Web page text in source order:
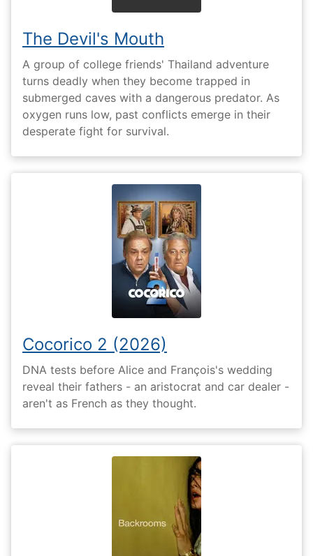
The Devil's Mouth
A group of college friends' Thailand adventure
turns deadly when they become trapped in
submerged caves with a dangerous predator. As
oxygen runs low, past conflicts emerge in their
desperate fight for survival.
Cocorico 2 (2026)
DNA tests before Alice and François's wedding
reveal their fathers - an aristocrat and car dealer -
aren't as French as they thought.